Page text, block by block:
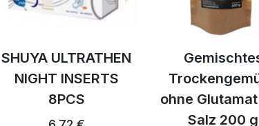
Gemischtes
Trockengemüse
ohne Glutamat und
Salz 200 g
Activ BIO
Reishi -
150 g